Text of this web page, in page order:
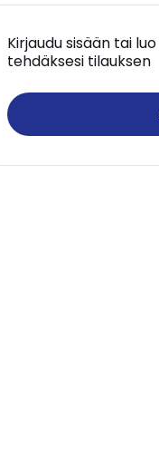
Kirjaudu sisään tai
tehdäksesi tilauksen